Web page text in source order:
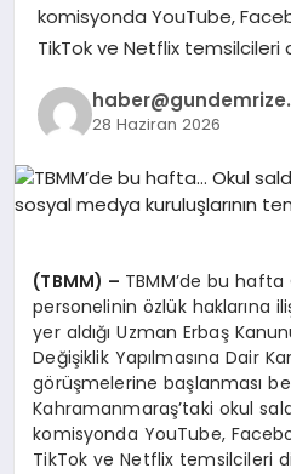
komisyonda YouTube,
TikTok ve Netflix temsilcileri
28 Haziran 2026
(TBMM) – TBMM’de bu hafta
personelinin özlük haklarına
yer aldığı Uzman Erbaş
Değişiklik Yapılmasına Dair
görüşmelerine başlanması
Kahramanmaraş’taki okul
komisyonda YouTube,
TikTok ve Netflix temsilcileri